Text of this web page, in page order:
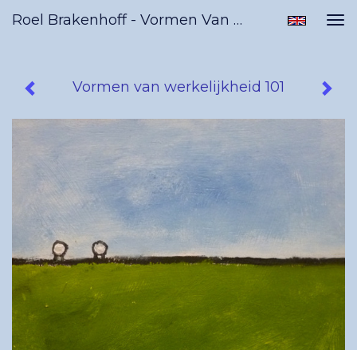
Roel Brakenhoff - Vormen Van Werkelijkheid 101
Vormen van werkelijkheid 101